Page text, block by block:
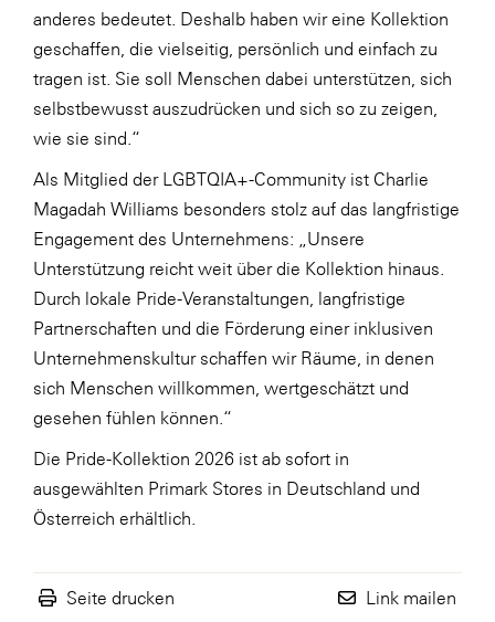
Verband Druck Medien Österreich
Wirtschaftskammer Salzburg
WKS Fachgruppe Fahrzeughandel und
Fahrzeugtechnik
WK UBIT
Zühlke
Media
anderes bedeutet. Deshalb haben wir eine Kollektion
geschaffen, die vielseitig, persönlich und einfach zu
tragen ist. Sie soll Menschen dabei unterstützen, sich
selbstbewusst auszudrücken und sich so zu zeigen,
wie sie sind.“
Als Mitglied der LGBTQIA+-Community ist Charlie
Magadah Williams besonders stolz auf das langfristige
Engagement des Unternehmens: „Unsere
Unterstützung reicht weit über die Kollektion hinaus.
Durch lokale Pride-Veranstaltungen, langfristige
Partnerschaften und die Förderung einer inklusiven
Unternehmenskultur schaffen wir Räume, in denen
sich Menschen willkommen, wertgeschätzt und
gesehen fühlen können.“
Die Pride-Kollektion 2026 ist ab sofort in
ausgewählten Primark Stores in Deutschland und
Österreich erhältlich.
Seite drucken Link mailen